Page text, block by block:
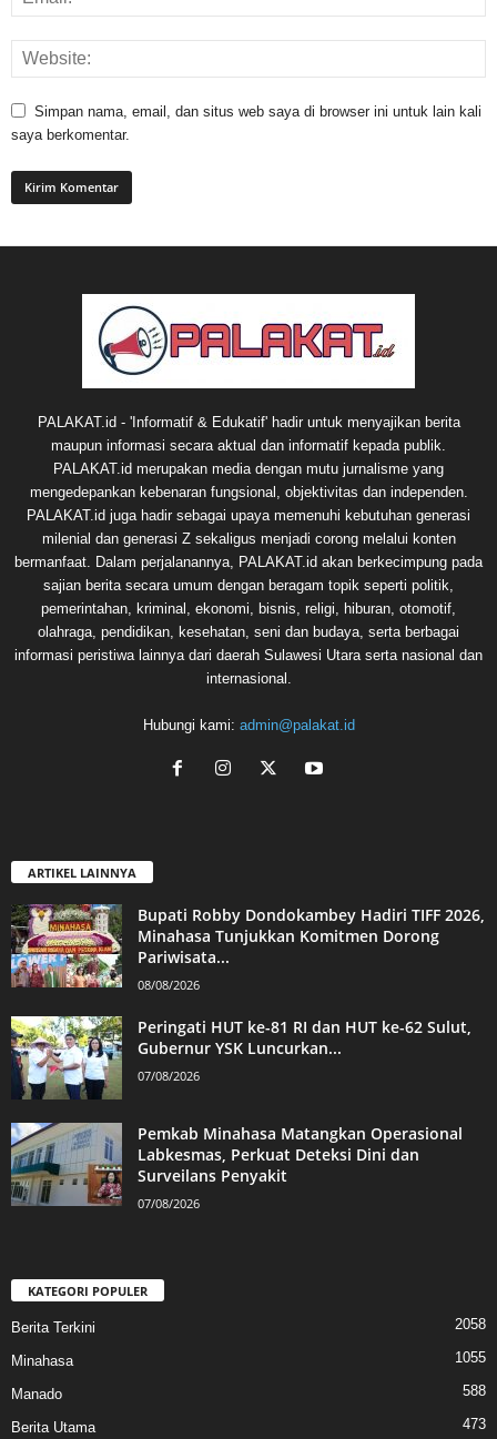
Simpan nama, email, dan situs web saya di browser ini untuk lain kali
saya berkomentar.
PALAKAT.id - 'Informatif & Edukatif' hadir untuk menyajikan berita
maupun informasi secara aktual dan informatif kepada publik.
PALAKAT.id merupakan media dengan mutu jurnalisme yang
mengedepankan kebenaran fungsional, objektivitas dan independen.
PALAKAT.id juga hadir sebagai upaya memenuhi kebutuhan generasi
milenial dan generasi Z sekaligus menjadi corong melalui konten
bermanfaat. Dalam perjalanannya, PALAKAT.id akan berkecimpung pada
sajian berita secara umum dengan beragam topik seperti politik,
pemerintahan, kriminal, ekonomi, bisnis, religi, hiburan, otomotif,
olahraga, pendidikan, kesehatan, seni dan budaya, serta berbagai
informasi peristiwa lainnya dari daerah Sulawesi Utara serta nasional dan
internasional.
Hubungi kami: admin@palakat.id
ARTIKEL LAINNYA
Bupati Robby Dondokambey Hadiri TIFF 2026,
Minahasa Tunjukkan Komitmen Dorong
Pariwisata...
08/08/2026
Peringati HUT ke-81 RI dan HUT ke-62 Sulut,
Gubernur YSK Luncurkan...
07/08/2026
Pemkab Minahasa Matangkan Operasional
Labkesmas, Perkuat Deteksi Dini dan
Surveilans Penyakit
07/08/2026
KATEGORI POPULER
Berita Terkini 2058
Minahasa 1055
Manado 588
Berita Utama 473